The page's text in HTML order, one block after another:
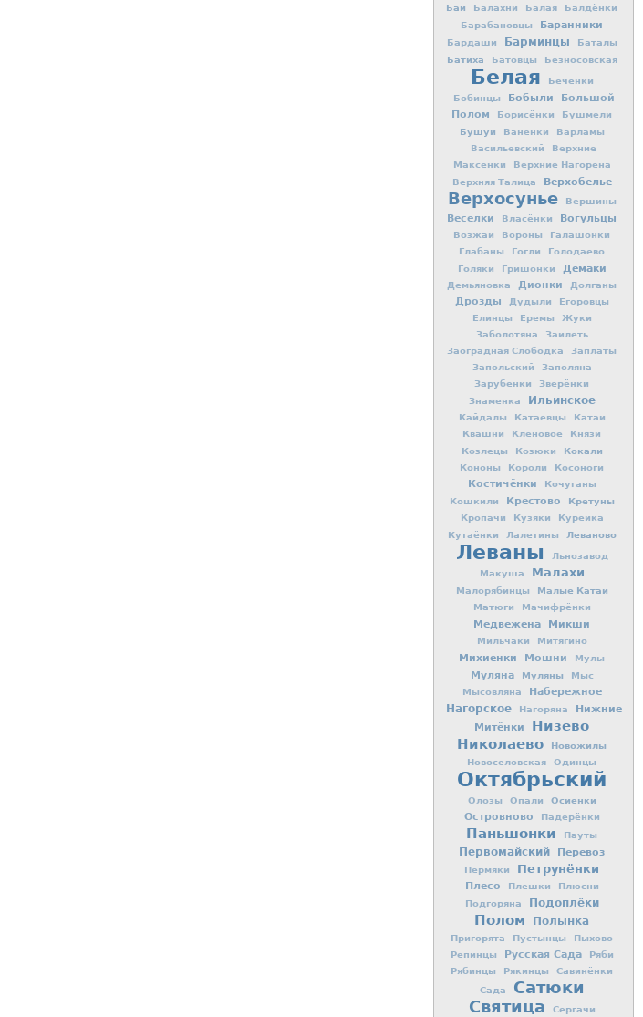
Баи Балахни Балая
Балдёнки
Барабановцы
Баранники
Бардаши Барминцы Баталы
Батиха Батовцы Безносовская
Белая
Беченки
Бобинцы
Бобыли
Большой
Полом
Борисёнки Бушмели
Бушуи Ваненки
Варламы
Васильевский
Верхние
Максёнки
Верхние Нагорена
Верхняя Талица
Верхобелье
Верхосунье Вершины
Веселки Власёнки Вогульцы
Возжаи Вороны
Галашонки
Глабаны
Гогли
Голодаево
Голяки
Гришонки Демаки
Демьяновка Дионки Долганы
Дрозды Дудыли
Егоровцы
Елинцы
Еремы
Жуки
Заболотяна
Заилеть
Заоградная Слободка
Заплаты
Запольский
Заполяна
Зарубенки
Зверёнки
Знаменка
Ильинское
Кайдалы Катаевцы
Катаи
Квашни
Кленовое
Князи
Козлецы
Козюки Кокали
Кононы Короли Косоноги
Костичёнки
Кочуганы
Кошкили
Крестово Кретуны
Кропачи Кузяки
Курейка
Кутаёнки
Лалетины Леваново
Леваны
Льнозавод
Макуша
Малахи
Малорябинцы Малые Катаи
Матюги Мачифрёнки
Медвежена Микши
Мильчаки Митягино
Михиенки Мошни Мулы
Муляна Муляны
Мыс
Мысовляна
Набережное
Нагорское Нагоряна
Нижние
Митёнки
Низево
Николаево
Новожилы
Новоселовская Одинцы
Октябрьский
Олозы Опали Осиенки
Островново Падерёнки
Паньшонки Пауты
Первомайский Перевоз
Пермяки Петрунёнки
Плесо Плешки
Плюсни
Подгоряна
Подоплёки
Полом Полынка
Пригорята Пустынцы
Пыхово
Репинцы
Русская Сада
Ряби
Рябинцы
Рякинцы
Савинёнки
Сада
Сатюки
Святица
Сергачи